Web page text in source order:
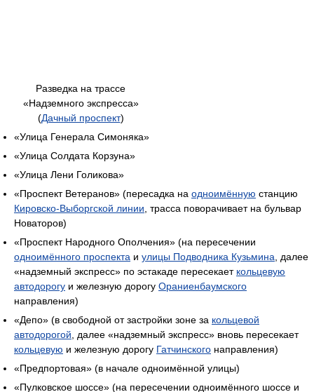
Разведка на трассе
«Надземного экспресса»
(Дачный проспект)
«Улица Генерала Симоняка»
«Улица Солдата Корзуна»
«Улица Лени Голикова»
«Проспект Ветеранов» (пересадка на одноимённую станцию
Кировско-Выборгской линии , трасса поворачивает на бульвар
Новаторов)
«Проспект Народного Ополчения» (на пересечении
одноимённого проспекта и улицы Подводника Кузьмина , далее
«надземный экспресс» по эстакаде пересекает кольцевую
автодорогу и железную дорогу Ораниенбаумского
направления)
«Депо» (в свободной от застройки зоне за кольцевой
автодорогой , далее «надземный экспресс» вновь пересекает
кольцевую и железную дорогу Гатчинского направления)
«Предпортовая» (в начале одноимённой улицы)
«Пулковское шоссе» (на пересечении одноимённого шоссе и